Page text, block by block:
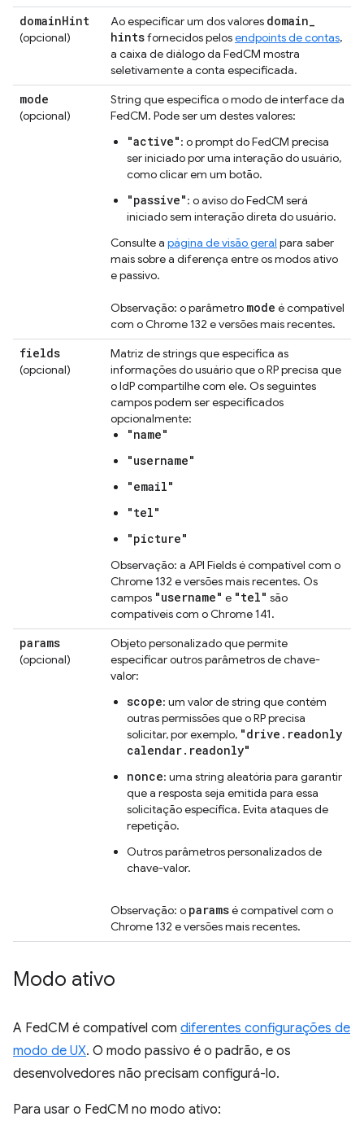
domainHint
(opcional)
Ao especificar um dos valores domain
hintsfornecidos pelosendpoints de contas,
a caixa de diálogo da FedCM mostra
seletivamente a conta especificada.
mode
(opcional)
String que especifica o modo de interface da
FedCM. Pode ser um destes valores:
"active": o prompt do FedCM precisa
ser iniciado por uma interação do usuário,
como clicar em um botão.
"passive": o aviso do FedCM será
iniciado sem interação direta do usuário.
Consulte a página de visão geral para saber
mais sobre a diferença entre os modos ativo
e passivo.
Observação: o parâmetro mode é compatível
com o Chrome 132 e versões mais recentes.
fields
(opcional)
Matriz de strings que especifica as
informações do usuário que o RP precisa que
o IdP compartilhe com ele. Os seguintes
campos podem ser especificados
opcionalmente:
"name"
"username"
"email"
"tel"
"picture"
Observação: a API Fields é compatível com o
Chrome 132 e versões mais recentes. Os
campos "username" e "tel" são
compatíveis com o Chrome 141.
params
(opcional)
Objeto personalizado que permite
especificar outros parâmetros de chave-
valor:
scope: um valor de string que contém
outras permissões que o RP precisa
solicitar, por exemplo, "drive.readonly
calendar.readonly"
nonce: uma string aleatória para garantir
que a resposta seja emitida para essa
solicitação específica. Evita ataques de
repetição.
Outros parâmetros personalizados de
chave-valor.
Observação: o paramsé compatível com o
Chrome 132 e versões mais recentes.
Modo ativo
A FedCM é compatível com diferentes configurações de
modo de UX. O modo passivo é o padrão, e os
desenvolvedores não precisam configurá-lo.
Para usar o FedCM no modo ativo: